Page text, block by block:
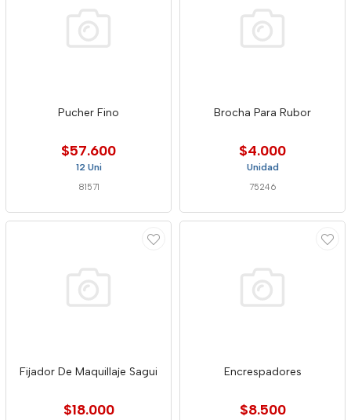
Pucher Fino
$57.600
12 Uni
81571
Brocha Para Rubor
$4.000
Unidad
75246
Fijador De Maquillaje Sagui
$18.000
Encrespadores
$8.500